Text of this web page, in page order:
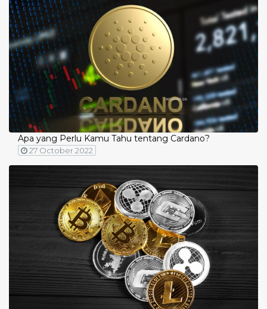
Apa yang Perlu Kamu Tahu tentang Cardano?
27 October 2022